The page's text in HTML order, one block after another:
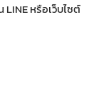
หรือเว็บไซต์